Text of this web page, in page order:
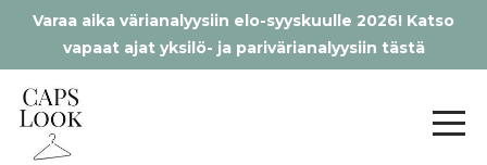
Varaa aika värianalyysiin elo-syyskuulle 2026! Katso
vapaat ajat yksilö- ja parivärianalyysiin tästä